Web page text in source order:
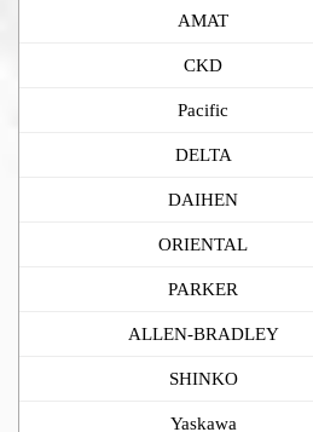
AMAT
CKD
Pacific
DELTA
DAIHEN
ORIENTAL
PARKER
ALLEN-BRADLEY
SHINKO
Yaskawa